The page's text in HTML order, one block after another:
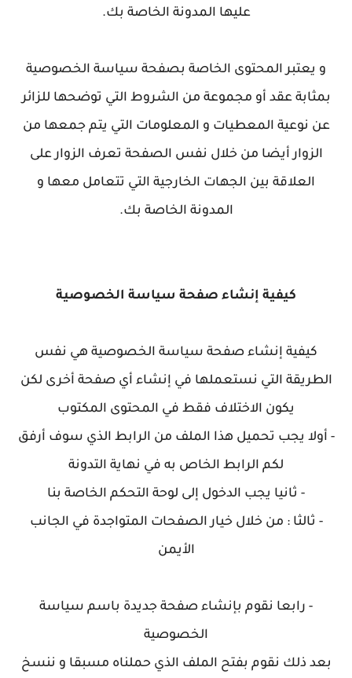
عليها المدونة الخاصة بك.
و يعتبر المحتوى الخاصة بصفحة سياسة الخصوصية
بمثابة عقد أو مجموعة من الشروط التي توضحها للزائر
عن نوعية المعطيات و المعلومات التي يتم جمعها من
الزوار أيضا من خلال نفس الصفحة تعرف الزوار على
العلاقة بين الجهات الخارجية التي تتعامل معها و
المدونة الخاصة بك.
كيفية إنشاء صفحة سياسة الخصوصية
كيفية إنشاء صفحة سياسة الخصوصية هي نفس
الطريقة التي نستعملها في إنشاء أي صفحة أخرى لكن
يكون الاختلاف فقط في المحتوى المكتوب
- أولا يجب تحميل هذا الملف من الرابط الذي سوف أرفق
لكم الرابط الخاص به في نهاية التدونة
- ثانيا يجب الدخول إلى لوحة التحكم الخاصة بنا
- ثالثا : من خلال خيار الصفحات المتواجدة في الجانب
الأيمن
- رابعا نقوم بإنشاء صفحة جديدة باسم سياسة
الخصوصية
بعد ذلك نقوم بفتح الملف الذي حملناه مسبقا و ننسخ